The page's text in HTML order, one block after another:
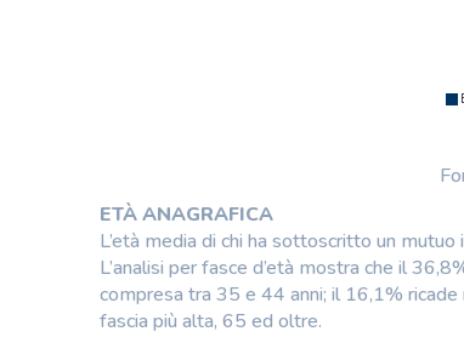
ETÀ ANAGRAFICA
L’età media di chi ha sottoscritto un
L’analisi per fasce d’età mostra che il
compresa tra 35 e 44 anni; il 16,1%
fascia più alta, 65 ed oltre.